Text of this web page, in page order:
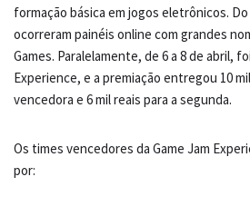
formação básica em jogos eletrônicos.
ocorreram painéis online com grandes
Games. Paralelamente, de 6 a 8 de abril,
Experience, e a premiação entregou 10
vencedora e 6 mil reais para a segunda.
Os times vencedores da Game Jam
por: